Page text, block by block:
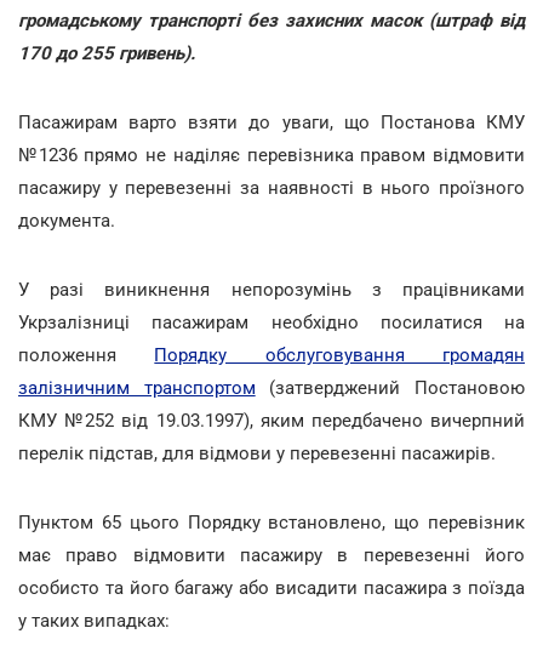
громадському транспорті без захисних масок (штраф від
170 до 255 гривень).
Пасажирам варто взяти до уваги, що Постанова КМУ
№1236 прямо не наділяє перевізника правом відмовити
пасажиру у перевезенні за наявності в нього проїзного
документа.
У разі виникнення непорозумінь з працівниками
Укрзалізниці пасажирам необхідно посилатися на
положення Порядку обслуговування громадян
залізничним транспортом (затверджений Постановою
КМУ №252 від 19.03.1997), яким передбачено вичерпний
перелік підстав, для відмови у перевезенні пасажирів.
Пунктом 65 цього Порядку встановлено, що перевізник
має право відмовити пасажиру в перевезенні його
особисто та його багажу або висадити пасажира з поїзда
у таких випадках: